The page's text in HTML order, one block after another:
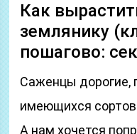
Как
землянику
пошагово:
Саженцы дорогие,
имеющихся сортов
А нам хочется